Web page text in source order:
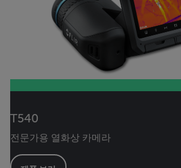
T540
전문가용 열화상 카메라